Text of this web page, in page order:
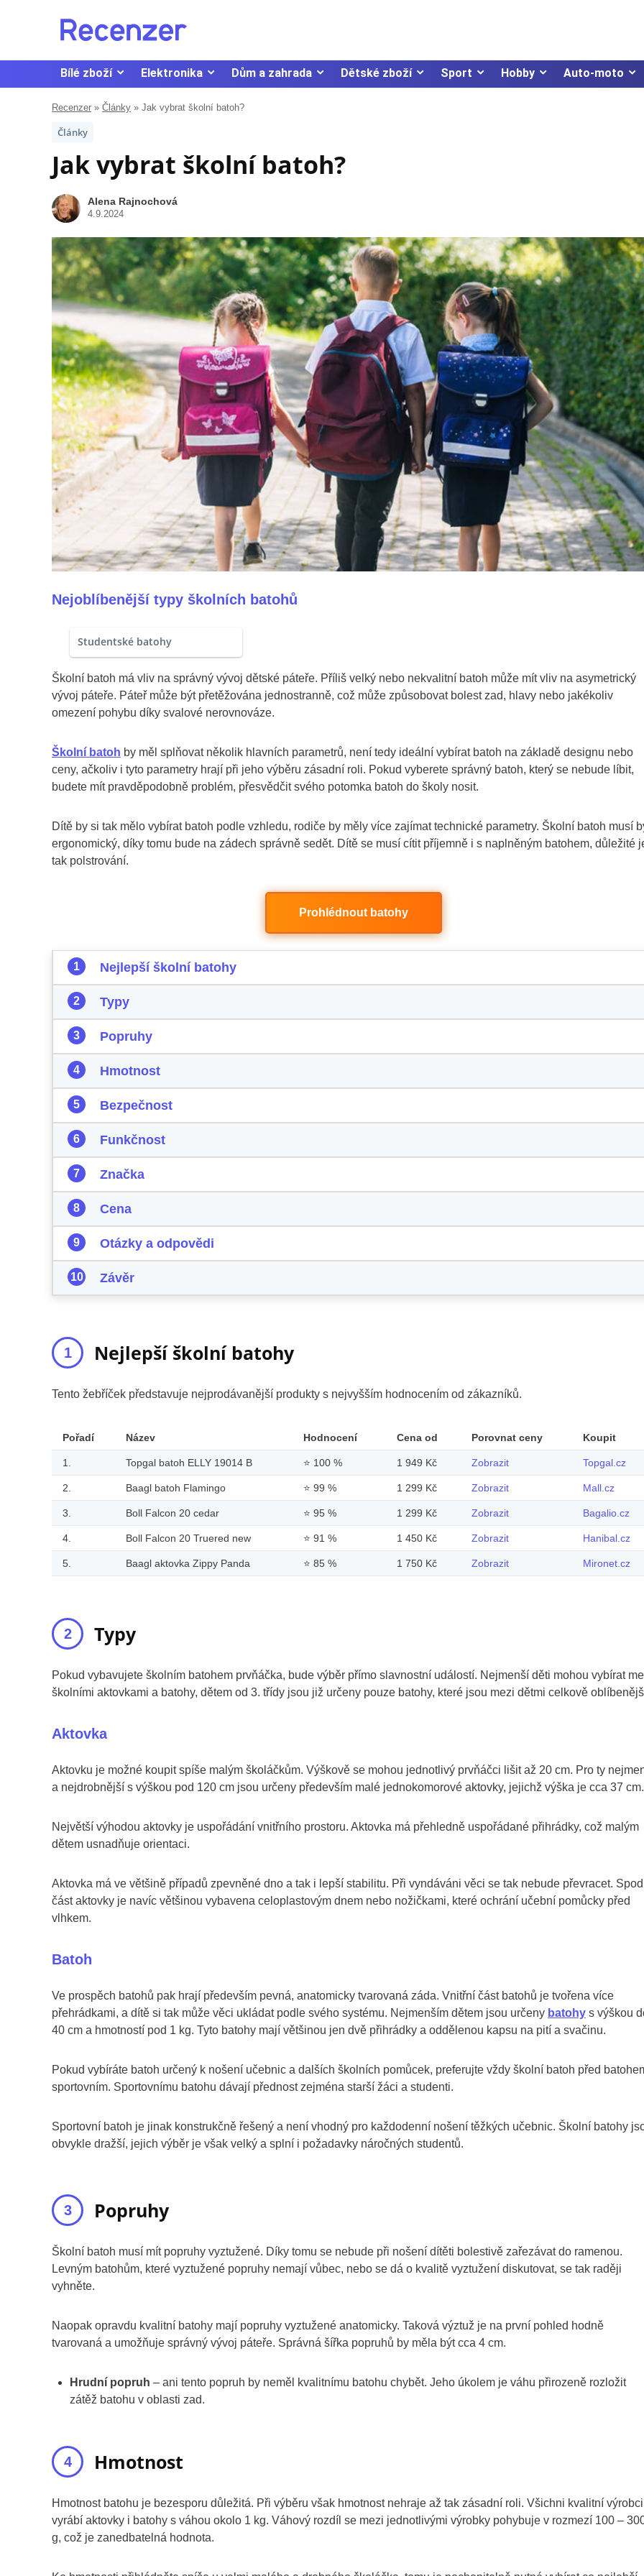
Bílé zboží Elektronika Dům a zahrada Dětské zboží Sport Hobby Auto-moto
Recenzer » Články » Jak vybrat školní batoh?
Články
Jak vybrat školní batoh?
Alena Rajnochová
4.9.2024
Nejoblíbenější typy školních batohů
Studentské batohy
Školní batoh má vliv na správný vývoj dětské páteře. Příliš velký nebo nekvalitní batoh může mít vliv na asymetrický
vývoj páteře. Páteř může být přetěžována jednostranně, což může způsobovat bolest zad, hlavy nebo jakékoliv
omezení pohybu díky svalové nerovnováze.
Školní batoh by měl splňovat několik hlavních parametrů, není tedy ideální vybírat batoh na základě designu nebo
ceny, ačkoliv i tyto parametry hrají při jeho výběru zásadní roli. Pokud vyberete správný batoh, který se nebude líbit,
budete mít pravděpodobně problém, přesvědčit svého potomka batoh do školy nosit.
Dítě by si tak mělo vybírat batoh podle vzhledu, rodiče by měly více zajímat technické parametry. Školní batoh musí
ergonomický, díky tomu bude na zádech správně sedět. Dítě se musí cítit příjemně i s naplněným batohem, důležité
tak polstrování.
Prohlédnout batohy
Nejlepší školní batohy
Typy
Popruhy
Hmotnost
Bezpečnost
Funkčnost
Značka
Cena
Otázky a odpovědi
Závěr
Nejlepší školní batohy
Tento žebříček představuje nejprodávanější produkty s nejvyšším hodnocením od zákazníků.
Pořadí Název Hodnocení Cena od Porovnat ceny Koupit
1. Topgal batoh ELLY 19014 B ⭐ 100 % 1 949 Kč Zobrazit Topgal.cz
2. Baagl batoh Flamingo ⭐ 99 % 1 299 Kč Zobrazit Mall.cz
3. Boll Falcon 20 cedar ⭐ 95 % 1 299 Kč Zobrazit Bagalio.cz
4. Boll Falcon 20 Truered new ⭐ 91 % 1 450 Kč Zobrazit Hanibal.cz
5. Baagl aktovka Zippy Panda ⭐ 85 % 1 750 Kč Zobrazit Mironet.cz
Typy
Pokud vybavujete školním batohem prvňáčka, bude výběr přímo slavnostní událostí. Nejmenší děti mohou vybírat
školními aktovkami a batohy, dětem od 3. třídy jsou již určeny pouze batohy, které jsou mezi dětmi celkově
Aktovka
Aktovku je možné koupit spíše malým školáčkům. Výškově se mohou jednotlivý prvňáčci lišit až 20 cm. Pro ty
a nejdrobnější s výškou pod 120 cm jsou určeny především malé jednokomorové aktovky, jejichž výška je cca 37 cm.
Největší výhodou aktovky je uspořádání vnitřního prostoru. Aktovka má přehledně uspořádané přihrádky, což malým
dětem usnadňuje orientaci.
Aktovka má ve většině případů zpevněné dno a tak i lepší stabilitu. Při vyndáváni věci se tak nebude převracet.
část aktovky je navíc většinou vybavena celoplastovým dnem nebo nožičkami, které ochrání učební pomůcky před
vlhkem.
Batoh
Ve prospěch batohů pak hrají především pevná, anatomicky tvarovaná záda. Vnitřní část batohů je tvořena více
přehrádkami, a dítě si tak může věci ukládat podle svého systému. Nejmenším dětem jsou určeny batohy s výškou
40 cm a hmotností pod 1 kg. Tyto batohy mají většinou jen dvě přihrádky a oddělenou kapsu na pití a svačinu.
Pokud vybíráte batoh určený k nošení učebnic a dalších školních pomůcek, preferujte vždy školní batoh před
sportovním. Sportovnímu batohu dávají přednost zejména starší žáci a studenti.
Sportovní batoh je jinak konstrukčně řešený a není vhodný pro každodenní nošení těžkých učebnic. Školní batohy
obvykle dražší, jejich výběr je však velký a splní i požadavky náročných studentů.
Popruhy
Školní batoh musí mít popruhy vyztužené. Díky tomu se nebude při nošení dítěti bolestivě zařezávat do ramenou.
Levným batohům, které vyztužené popruhy nemají vůbec, nebo se dá o kvalitě vyztužení diskutovat, se tak raději
vyhněte.
Naopak opravdu kvalitní batohy mají popruhy vyztužené anatomicky. Taková výztuž je na první pohled hodně
tvarovaná a umožňuje správný vývoj páteře. Správná šířka popruhů by měla být cca 4 cm.
Hrudní popruh – ani tento popruh by neměl kvalitnímu batohu chybět. Jeho úkolem je váhu přirozeně rozložit
zátěž batohu v oblasti zad.
Hmotnost
Hmotnost batohu je bezesporu důležitá. Při výběru však hmotnost nehraje až tak zásadní roli. Všichni kvalitní výrobci
vyrábí aktovky i batohy s váhou okolo 1 kg. Váhový rozdíl se mezi jednotlivými výrobky pohybuje v rozmezí 100 –
g, což je zanedbatelná hodnota.